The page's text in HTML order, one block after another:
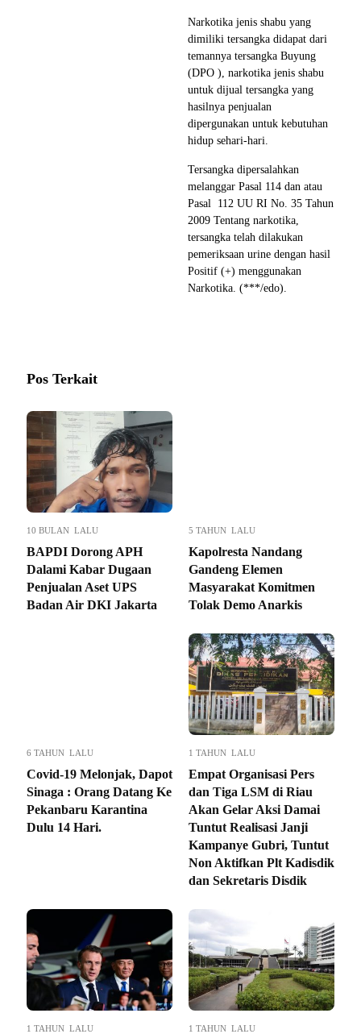
Narkotika jenis shabu yang
dimiliki tersangka didapat dari
temannya tersangka Buyung
(DPO ), narkotika jenis shabu
untuk dijual tersangka yang
hasilnya penjualan
dipergunakan untuk kebutuhan
hidup sehari-hari.
Tersangka dipersalahkan
melanggar Pasal 114 dan atau
Pasal 112 UU RI No. 35 Tahun
2009 Tentang narkotika,
tersangka telah dilakukan
pemeriksaan urine dengan hasil
Positif (+) menggunakan
Narkotika. (***/edo).
Pos Terkait
10 BULAN LALU
BAPDI Dorong APH
Dalami Kabar Dugaan
Penjualan Aset UPS
Badan Air DKI Jakarta
5 TAHUN LALU
Kapolresta Nandang
Gandeng Elemen
Masyarakat Komitmen
Tolak Demo Anarkis
6 TAHUN LALU
Covid-19 Melonjak, Dapot
Sinaga : Orang Datang Ke
Pekanbaru Karantina
Dulu 14 Hari.
1 TAHUN LALU
Empat Organisasi Pers
dan Tiga LSM di Riau
Akan Gelar Aksi Damai
Tuntut Realisasi Janji
Kampanye Gubri, Tuntut
Non Aktifkan Plt Kadisdik
dan Sekretaris Disdik
1 TAHUN LALU 1 TAHUN LALU